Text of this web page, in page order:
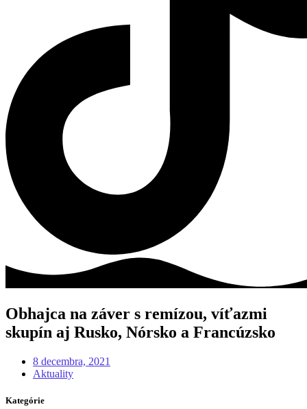
Obhajca na záver s remízou, víťazmi
skupín aj Rusko, Nórsko a Francúzsko
8 decembra, 2021
Aktuality
Kategórie